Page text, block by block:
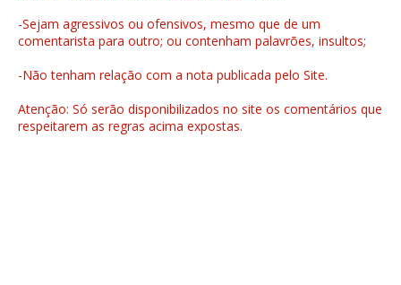
-Sejam agressivos ou ofensivos, mesmo que de um
comentarista para outro; ou contenham palavrões, insultos;
-Não tenham relação com a nota publicada pelo Site.
Atenção: Só serão disponibilizados no site os comentários que
respeitarem as regras acima expostas.